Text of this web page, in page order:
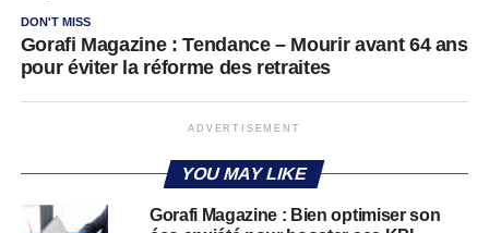
DON'T MISS
Gorafi Magazine : Tendance – Mourir avant 64 ans
pour éviter la réforme des retraites
ADVERTISEMENT
YOU MAY LIKE
Gorafi Magazine : Bien optimiser son